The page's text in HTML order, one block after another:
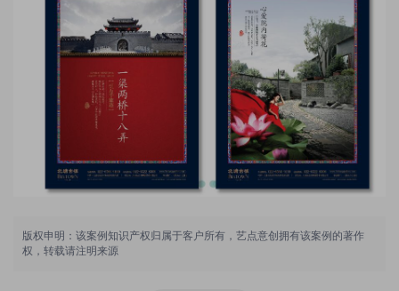
版权申明：该案例知识产权归属于客户所有，艺点意创拥有该案例的著作
权，转载请注明来源